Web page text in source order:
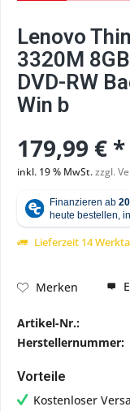
Lenovo
3320M
DVD-RW
Win b
179,99 € *
inkl. 19 % MwSt.zzgl.
Lieferzeit 14
Merken
Artikel-Nr.:
Herstellernummer:
Vorteile
Kostenloser